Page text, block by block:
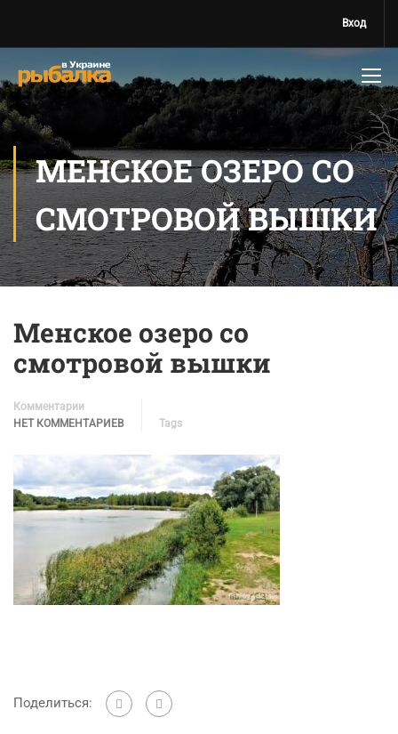
Вход
МЕНСКОЕ ОЗЕРО СО
СМОТРОВОЙ ВЫШКИ
Менское озеро со
смотровой вышки
Комментарии
НЕТ КОММЕНТАРИЕВ
Tags
Поделиться: